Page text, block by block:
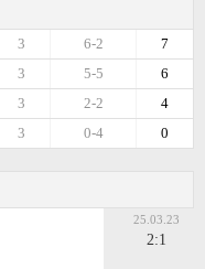
7
6-2
3
6
5-5
3
4
2-2
3
0
0-4
3
25.03.23
2:1